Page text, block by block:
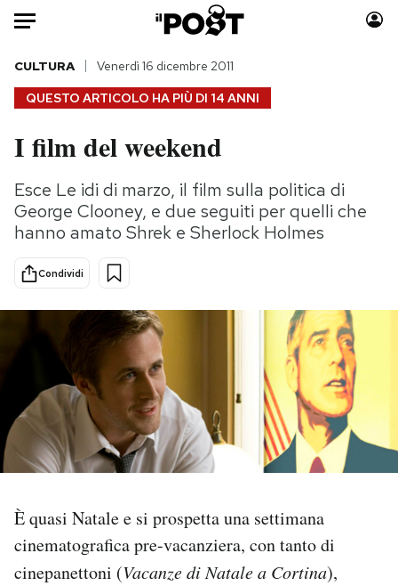
Auto
HOME
Italia
Politica
Tecnologia
Scienza
Sport
Consumismi
Storie/Idee
Mondiali calcio 2026
PODCAST
I MIEI PREFERITI
QUESTO ARTICOLO HA PIÙ DI 14 ANNI
CULTURA Venerdì 16 dicembre 2011
I film del weekend
Esce Le idi di marzo, il film sulla politica di
George Clooney, e due seguiti per quelli che
hanno amato Shrek e Sherlock Holmes
Condividi
È quasi Natale e si prospetta una settimana
cinematografica pre-vacanziera, con tanto di
cinepanettoni (Vacanze di Natale a Cortina),